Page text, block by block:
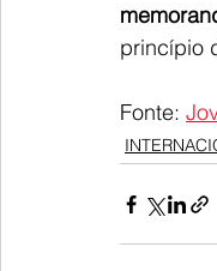
princípio
Fonte: